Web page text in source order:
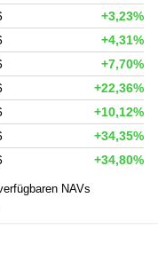
+3,23%
+4,31%
+7,70%
+22,36%
+10,12%
+34,35%
+34,80%
NAVs